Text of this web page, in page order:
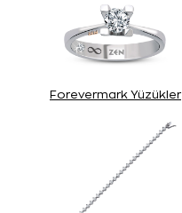
Forevermark Yüzükler